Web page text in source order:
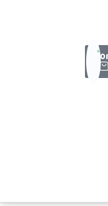
0